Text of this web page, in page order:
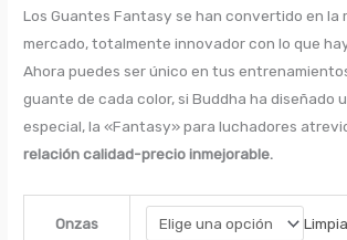
Los Guantes Fantasy se han convertido en la
mercado, totalmente innovador con lo que
Ahora puedes ser único en tus
guante de cada color, si Buddha ha diseñado
especial, la «Fantasy» para luchadores
relación calidad-precio inmejorable.
Onzas